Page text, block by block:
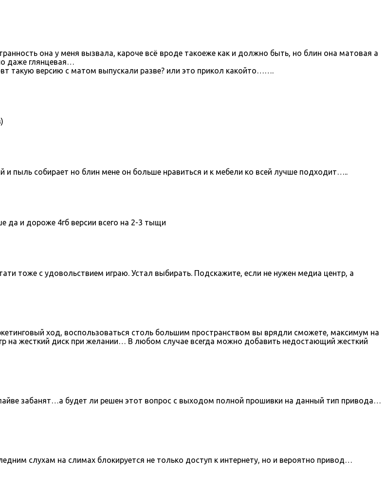
она у меня вызвала, кароче всё вроде такоеже как и должно быть, но блин она матовая а
даже глянцевая…
такую версию с матом выпускали разве? или это прикол какойто…….
и пыль собирает но блин мене он больше нравиться и к мебели ко всей лучше подходит…..
да и дороже 4гб версии всего на 2-3 тыщи
тоже с удовольствием играю. Устал выбирать. Подскажите, если не нужен медиа центр, а
ход, воспользоваться столь большим пространством вы врядли сможете, максимум на
на жесткий диск при желании… В любом случае всегда можно добавить недостающий жесткий
забанят…а будет ли решен этот вопрос с выходом полной прошивки на данный тип привода…
слухам на слимах блокируется не только доступ к интернету, но и вероятно привод…